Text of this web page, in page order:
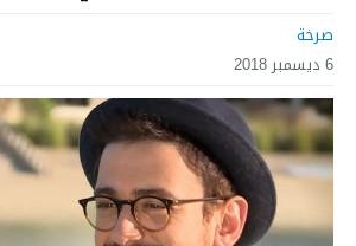
صرخة
6 ديسمبر 2018